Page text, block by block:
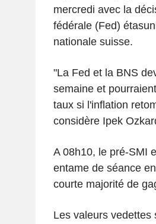
mercredi avec la
fédérale (Fed)
nationale suisse.
"La Fed et la BNS
semaine et
taux si l'inflation
considère Ipek
A 08h10, le pré-SMI
entame de séance
courte majorité de
Les valeurs vedettes